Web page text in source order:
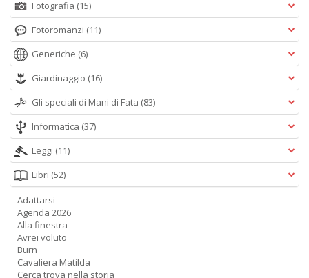
Fotografia (15)
Fotoromanzi (11)
Generiche (6)
Giardinaggio (16)
Gli speciali di Mani di Fata (83)
Informatica (37)
Leggi (11)
Libri (52)
Adattarsi
Agenda 2026
Alla finestra
Avrei voluto
Burn
Cavaliera Matilda
Cerca trova nella storia